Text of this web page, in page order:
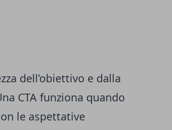
dell’obiettivo e dalla
CTA funziona quando
le aspettative